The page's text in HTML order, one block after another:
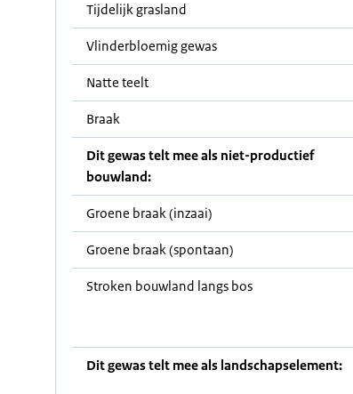
Tijdelijk grasland
Vlinderbloemig gewas
Natte teelt
Braak
Dit gewas telt mee als niet-productief
bouwland:
Groene braak (inzaai)
Groene braak (spontaan)
Stroken bouwland langs bos
Dit gewas telt mee als landschapselement: